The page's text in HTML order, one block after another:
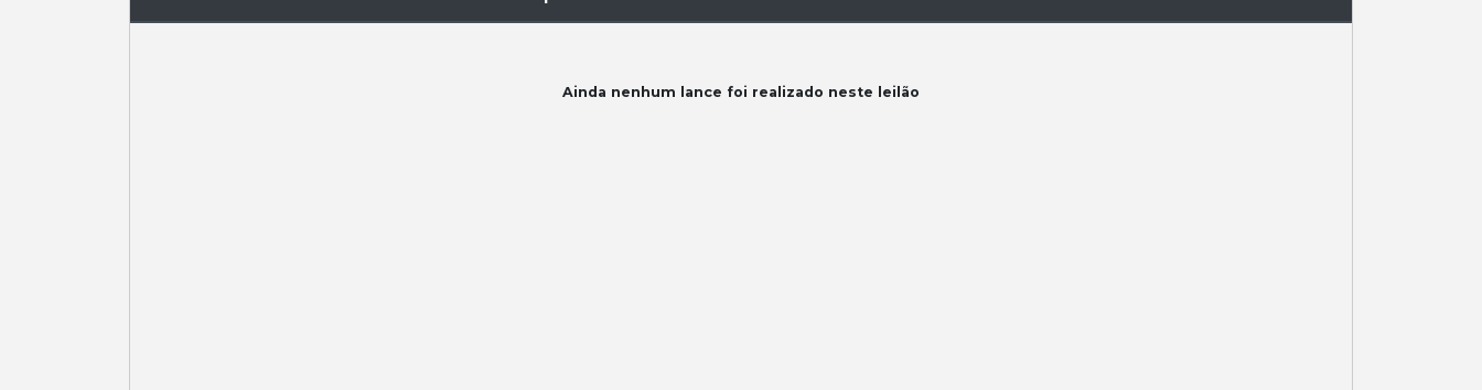
Ainda nenhum lance foi realizado neste leilão